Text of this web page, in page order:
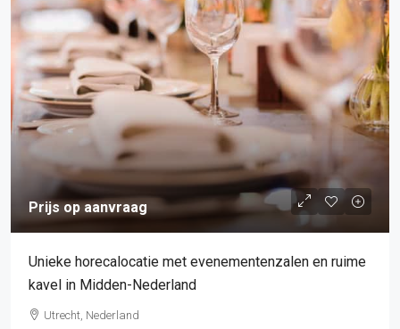
Prijs op aanvraag
Unieke horecalocatie met evenementenzalen en ruime
kavel in Midden-Nederland
Utrecht, Nederland